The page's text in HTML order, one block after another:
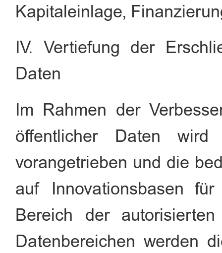
Kapitaleinlage,
IV. Vertiefung der
Daten
Im Rahmen der
öffentlicher Daten wird
vorangetrieben und die
auf Innovationsbasen
Bereich der
Datenbereichen werden